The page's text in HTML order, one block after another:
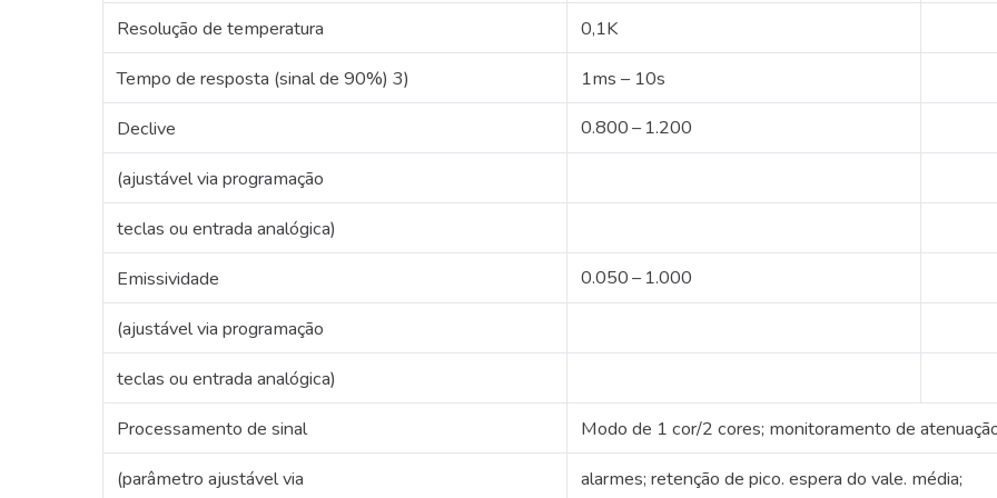
Resolução de temperatura 0,1K
Tempo de resposta (sinal de 90%) 3) 1ms – 10s
Declive 0.800 – 1.200
(ajustável via programação
teclas ou entrada analógica)
Emissividade 0.050 – 1.000
(ajustável via programação
teclas ou entrada analógica)
Processamento de sinal Modo de 1 cor/2 cores; monitoramento de
(parâmetro ajustável via alarmes; retenção de pico. espera do vale. média;